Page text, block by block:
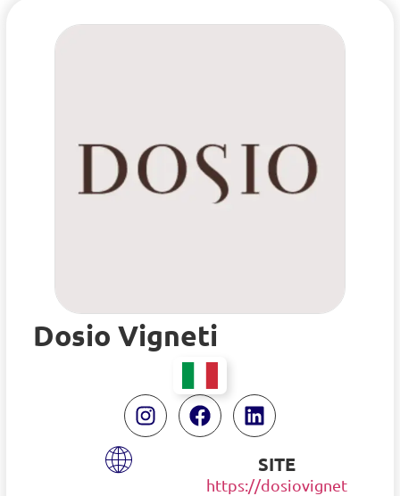
Dosio Vigneti
SITE
https://dosiovignet